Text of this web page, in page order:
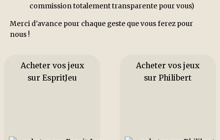
commission totalement transparente pour vous)
Merci d'avance pour chaque geste que vous ferez pour
nous !
Acheter vos jeux
sur EspritJeu
Acheter vos jeux
sur Philibert